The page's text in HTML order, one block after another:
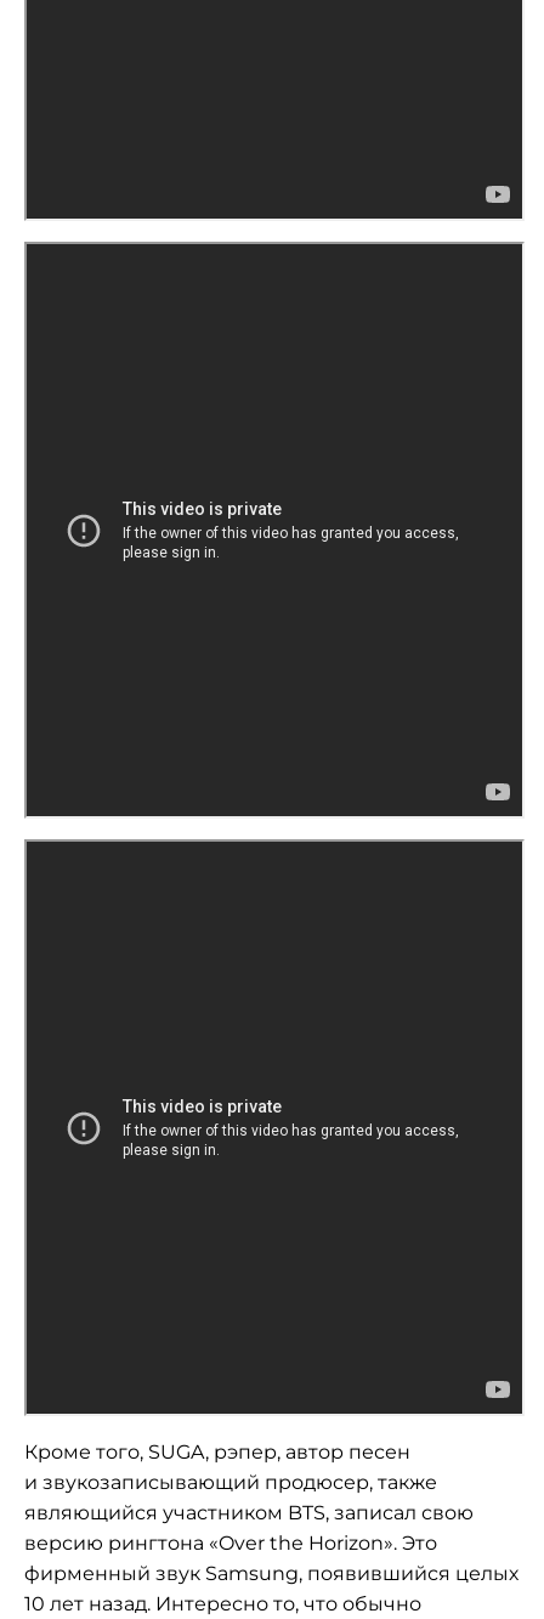
Кроме того, SUGA, рэпер, автор песен
и звукозаписывающий продюсер, также
являющийся участником BTS, записал свою
версию рингтона «Over the Horizon». Это
фирменный звук Samsung, появившийся целых
10 лет назад. Интересно то, что обычно